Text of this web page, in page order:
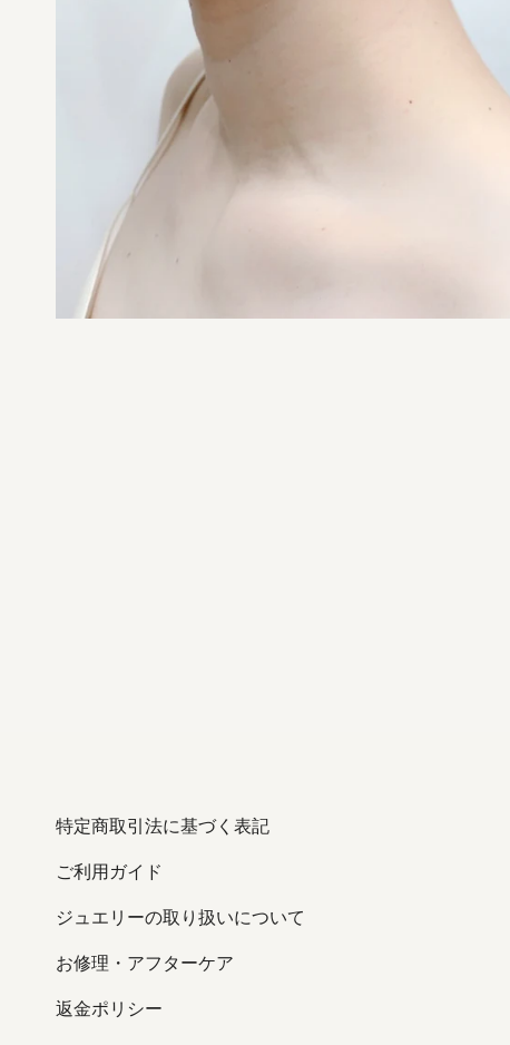
特定商取引法に基づく表記
ご利用ガイド
ジュエリーの取り扱いについて
お修理・アフターケア
返金ポリシー